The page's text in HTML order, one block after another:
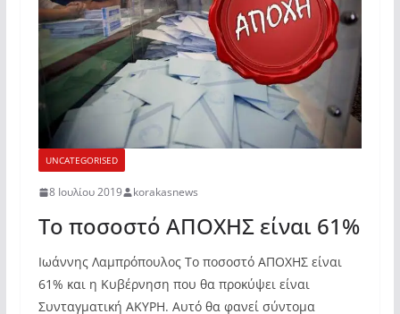
UNCATEGORISED
8 Ιουλίου 2019 korakasnews
Το ποσοστό ΑΠΟΧΗΣ είναι 61%
Ιωάννης Λαμπρόπουλος Το ποσοστό ΑΠΟΧΗΣ είναι
61% και η Κυβέρνηση που θα προκύψει είναι
Συνταγματική ΑΚΥΡΗ. Αυτό θα φανεί σύντομα